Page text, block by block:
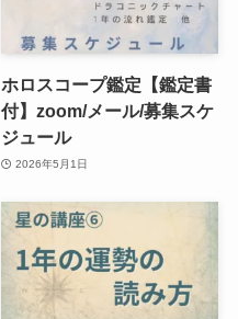
ホロスコープ鑑定【鑑定書
付】zoom/メール/募集スケ
ジュール
2026年5月1日